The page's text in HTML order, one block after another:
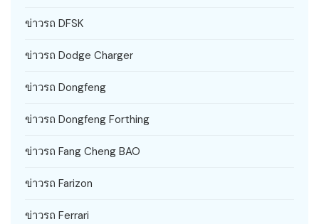
ข่าวรถ DFSK
ข่าวรถ Dodge Charger
ข่าวรถ Dongfeng
ข่าวรถ Dongfeng Forthing
ข่าวรถ Fang Cheng BAO
ข่าวรถ Farizon
ข่าวรถ Ferrari